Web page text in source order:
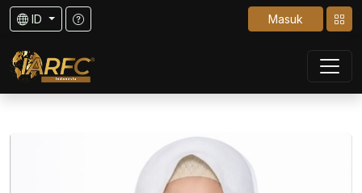
ID Masuk